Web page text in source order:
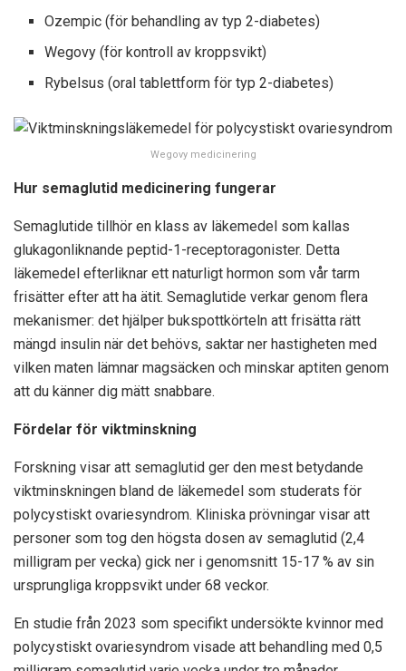
Ozempic (för behandling av typ 2-diabetes)
Wegovy (för kontroll av kroppsvikt)
Rybelsus (oral tablettform för typ 2-diabetes)
Wegovy medicinering
Hur semaglutid medicinering fungerar
Semaglutide tillhör en klass av läkemedel som kallas
glukagonliknande peptid-1-receptoragonister. Detta
läkemedel efterliknar ett naturligt hormon som vår tarm
frisätter efter att ha ätit. Semaglutide verkar genom flera
mekanismer: det hjälper bukspottkörteln att frisätta rätt
mängd insulin när det behövs, saktar ner hastigheten med
vilken maten lämnar magsäcken och minskar aptiten genom
att du känner dig mätt snabbare.
Fördelar för viktminskning
Forskning visar att semaglutid ger den mest betydande
viktminskningen bland de läkemedel som studerats för
polycystiskt ovariesyndrom. Kliniska prövningar visar att
personer som tog den högsta dosen av semaglutid (2,4
milligram per vecka) gick ner i genomsnitt 15-17 % av sin
ursprungliga kroppsvikt under 68 veckor.
En studie från 2023 som specifikt undersökte kvinnor med
polycystiskt ovariesyndrom visade att behandling med 0,5